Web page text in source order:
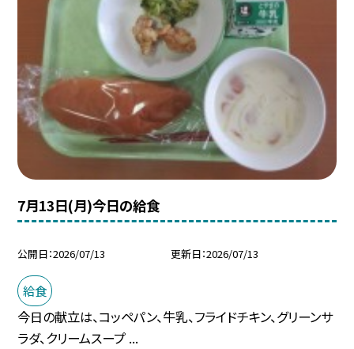
7月13日(月)今日の給食
公開日 2026/07/13 更新日 2026/07/13
給食
今日の献立は、コッペパン、牛乳、フライドチキン、グリーンサ
ラダ、クリームスープ ...